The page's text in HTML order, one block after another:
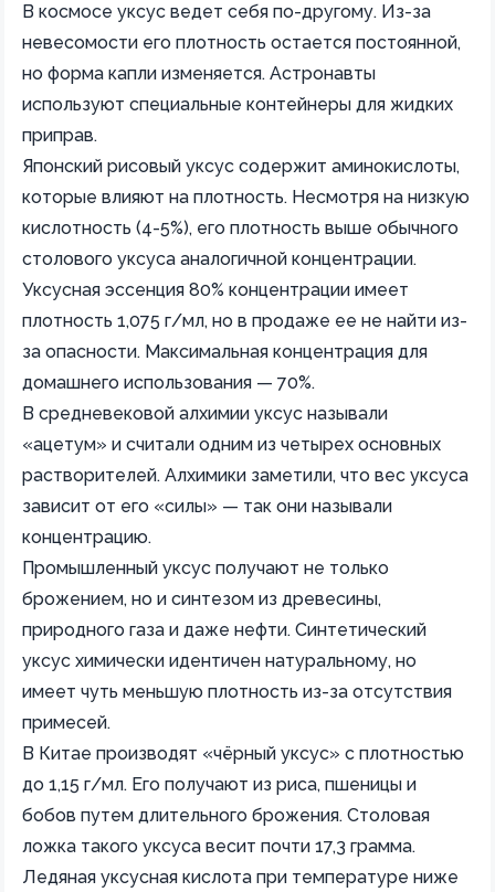
В космосе уксус ведет себя по-другому. Из-за
невесомости его плотность остается постоянной,
но форма капли изменяется. Астронавты
используют специальные контейнеры для жидких
приправ.
Японский рисовый уксус содержит аминокислоты,
которые влияют на плотность. Несмотря на низкую
кислотность (4-5%), его плотность выше обычного
столового уксуса аналогичной концентрации.
Уксусная эссенция 80% концентрации имеет
плотность 1,075 г/мл, но в продаже ее не найти из-
за опасности. Максимальная концентрация для
домашнего использования — 70%.
В средневековой алхимии уксус называли
«ацетум» и считали одним из четырех основных
растворителей. Алхимики заметили, что вес уксуса
зависит от его «силы» — так они называли
концентрацию.
Промышленный уксус получают не только
брожением, но и синтезом из древесины,
природного газа и даже нефти. Синтетический
уксус химически идентичен натуральному, но
имеет чуть меньшую плотность из-за отсутствия
примесей.
В Китае производят «чёрный уксус» с плотностью
до 1,15 г/мл. Его получают из риса, пшеницы и
бобов путем длительного брожения. Столовая
ложка такого уксуса весит почти 17,3 грамма.
Ледяная уксусная кислота при температуре ниже